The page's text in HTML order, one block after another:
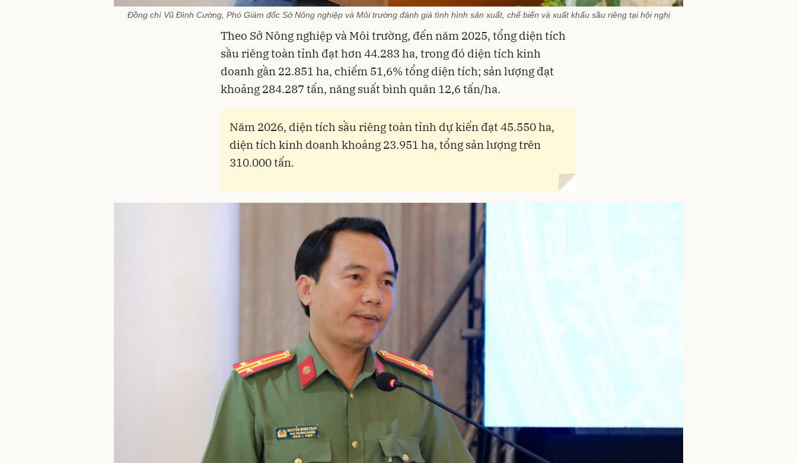
Đồng chí Vũ Đình Cường, Phó Giám đốc Sở Nông nghiệp và Môi trường đánh giá tình hình sản xuất, chế biến và xuất khẩu sầu riêng tại hội nghị
Theo Sở Nông nghiệp và Môi trường, đến năm 2025, tổng diện tích
sầu riêng toàn tỉnh đạt hơn 44.283 ha, trong đó diện tích kinh
doanh gần 22.851 ha, chiếm 51,6% tổng diện tích; sản lượng đạt
khoảng 284.287 tấn, năng suất bình quân 12,6 tấn/ha.
Năm 2026, diện tích sầu riêng toàn tỉnh dự kiến đạt 45.550 ha,
diện tích kinh doanh khoảng 23.951 ha, tổng sản lượng trên
310.000 tấn.